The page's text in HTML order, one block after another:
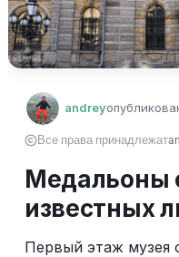
andrey
Все права принадлежат
Медальоны
известных
Первый этаж музея